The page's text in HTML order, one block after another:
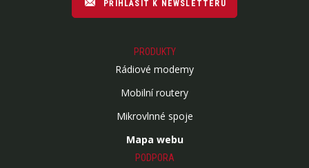
PŘIHLÁSIT K NEWSLETTERU
PRODUKTY
Rádiové modemy
Mobilní routery
Mikrovlnné spoje
Mapa webu
PODPORA